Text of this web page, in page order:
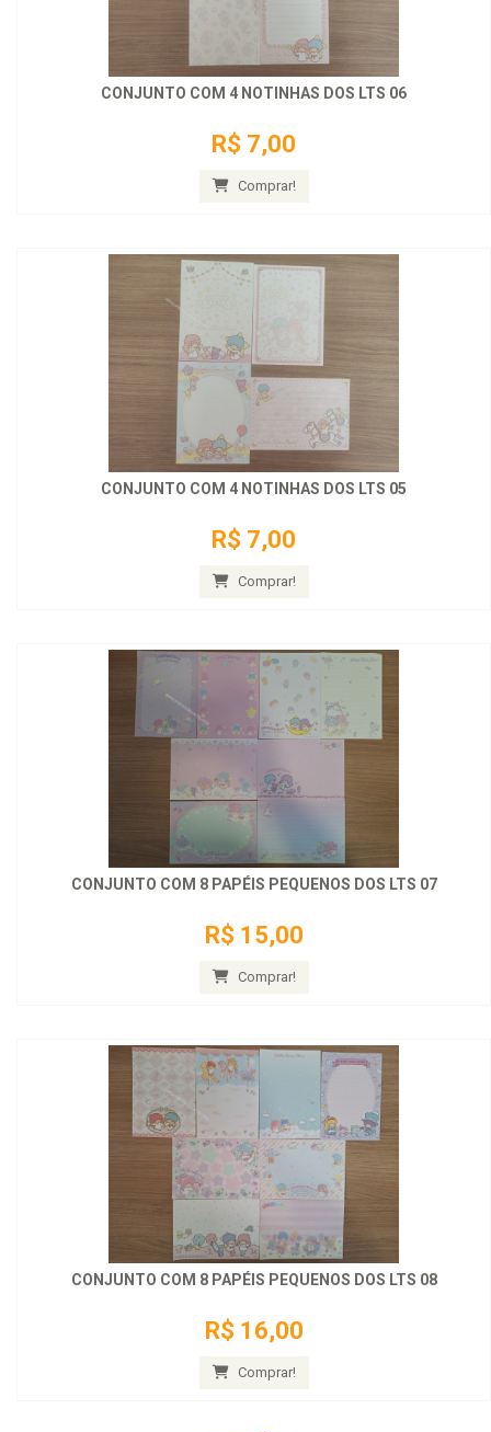
CONJUNTO COM 4 NOTINHAS DOS LTS 06
R$ 7,00
Comprar!
CONJUNTO COM 4 NOTINHAS DOS LTS 05
R$ 7,00
Comprar!
CONJUNTO COM 8 PAPÉIS PEQUENOS DOS LTS 07
R$ 15,00
Comprar!
CONJUNTO COM 8 PAPÉIS PEQUENOS DOS LTS 08
R$ 16,00
Comprar!